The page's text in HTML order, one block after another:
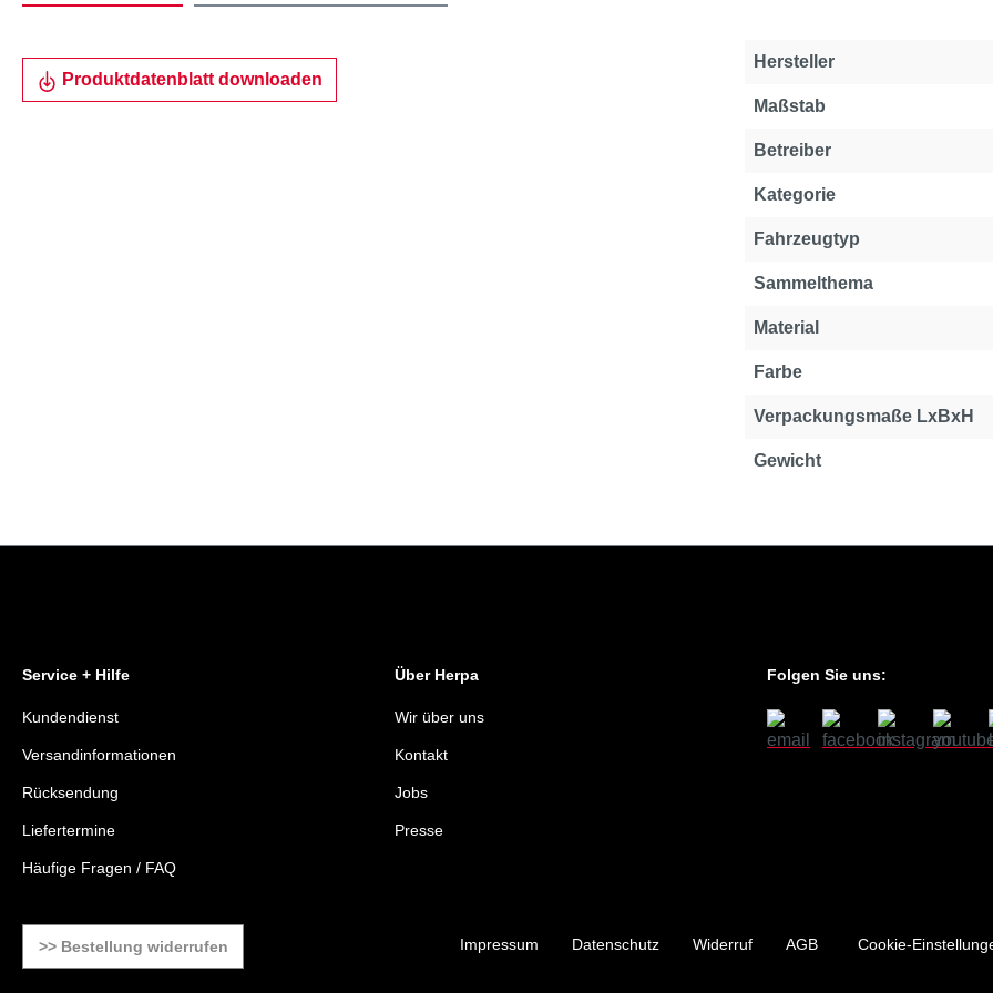
Produktdatenblatt downloaden
Hersteller
Maßstab
Betreiber
Kategorie
Fahrzeugtyp
Sammelthema
Material
Farbe
Verpackungsmaße LxBxH
Gewicht
Service + Hilfe
Kundendienst
Versandinformationen
Rücksendung
Liefertermine
Häufige Fragen / FAQ
Über Herpa
Wir über uns
Kontakt
Jobs
Presse
Folgen Sie uns:
>> Bestellung widerrufen Impressum Datenschutz Widerruf AGB Cookie-